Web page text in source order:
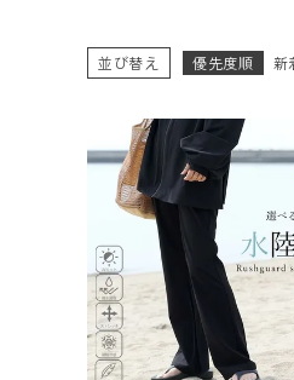
ACCOUNT MENU
ログイン 会員登録
レディーストップス
並び替え 優先度順 新